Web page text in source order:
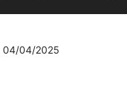
04/04/2025